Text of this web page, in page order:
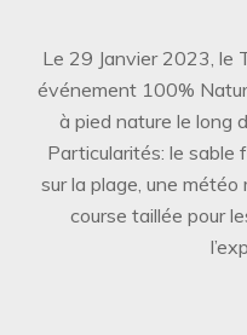
Le 29 Janvier 2023, le
événement 100%
à pied nature le long
Particularités: le sable
sur la plage, une météo
course taillée pour